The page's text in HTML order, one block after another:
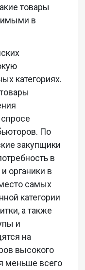
товары
в
категориях.
По
закупщики
в
органики в
самых
категории
а также
и
на
высокого
меньше всего